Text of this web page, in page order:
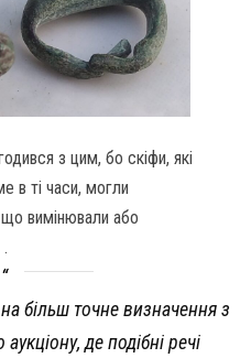
з цим, бо скіфи, які
в ті часи, могли
що вимінювали або
більш точне визначення з
де подібні речі